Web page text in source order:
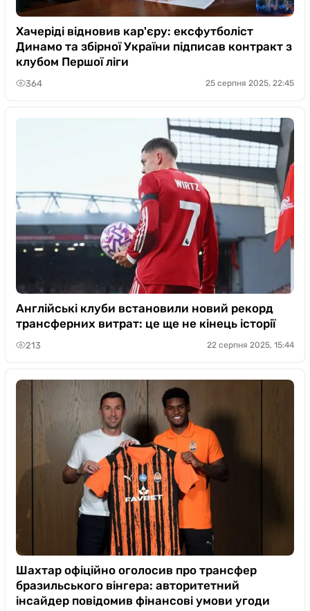
Хачеріді відновив кар'єру: ексфутболіст
Динамо та збірної України підписав контракт з
клубом Першої ліги
364 25 серпня 2025, 22:45
Англійські клуби встановили новий рекорд
трансферних витрат: це ще не кінець історії
213 22 серпня 2025, 15:44
Шахтар офіційно оголосив про трансфер
бразильського вінгера: авторитетний
інсайдер повідомив фінансові умови угоди